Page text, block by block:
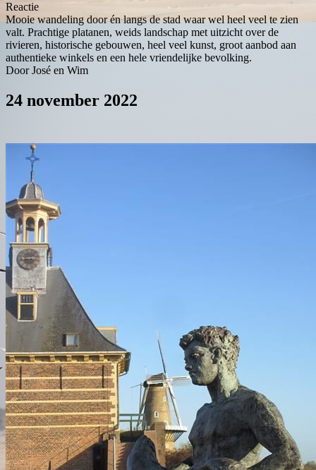
Reactie
Mooie wandeling door én langs de stad waar wel heel veel te zien
valt. Prachtige platanen, weids landschap met uitzicht over de
rivieren, historische gebouwen, heel veel kunst, groot aanbod aan
authentieke winkels en een hele vriendelijke bevolking.
Door José en Wim
24 november 2022